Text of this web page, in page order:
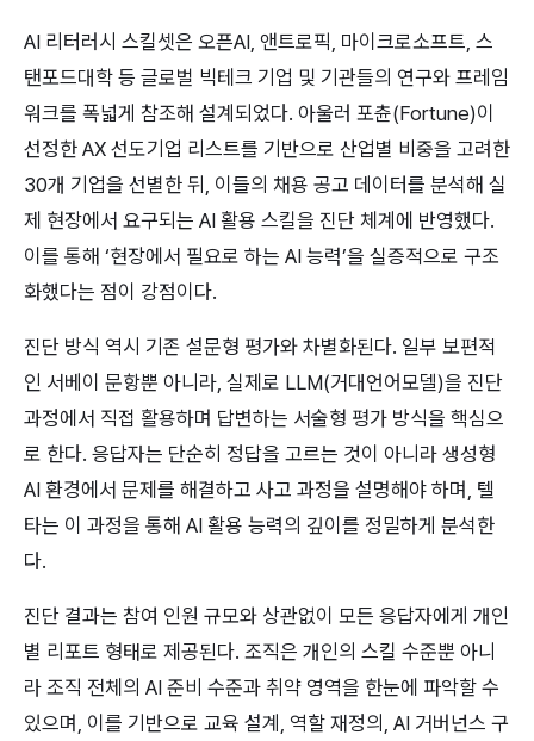
AI 리터러시 스킬셋은 오픈AI, 앤트로픽, 마이크로소프트, 스
탠포드대학 등 글로벌 빅테크 기업 및 기관들의 연구와 프레임
워크를 폭넓게 참조해 설계되었다. 아울러 포츈(Fortune)이
선정한 AX 선도기업 리스트를 기반으로 산업별 비중을 고려한
30개 기업을 선별한 뒤, 이들의 채용 공고 데이터를 분석해 실
제 현장에서 요구되는 AI 활용 스킬을 진단 체계에 반영했다.
이를 통해 ‘현장에서 필요로 하는 AI 능력’을 실증적으로 구조
화했다는 점이 강점이다.
진단 방식 역시 기존 설문형 평가와 차별화된다. 일부 보편적
인 서베이 문항뿐 아니라, 실제로 LLM(거대언어모델)을 진단
과정에서 직접 활용하며 답변하는 서술형 평가 방식을 핵심으
로 한다. 응답자는 단순히 정답을 고르는 것이 아니라 생성형
AI 환경에서 문제를 해결하고 사고 과정을 설명해야 하며, 텔
타는 이 과정을 통해 AI 활용 능력의 깊이를 정밀하게 분석한
다.
진단 결과는 참여 인원 규모와 상관없이 모든 응답자에게 개인
별 리포트 형태로 제공된다. 조직은 개인의 스킬 수준뿐 아니
라 조직 전체의 AI 준비 수준과 취약 영역을 한눈에 파악할 수
있으며, 이를 기반으로 교육 설계, 역할 재정의, AI 거버넌스 구